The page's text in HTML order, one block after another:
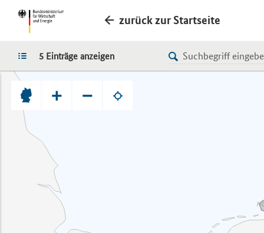
zurück zur Startseite
LISTE
5 Einträge anzeigen
+ −